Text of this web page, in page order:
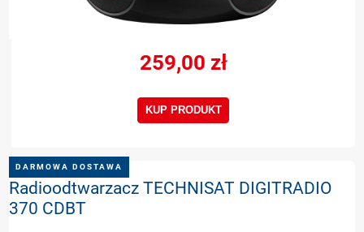
259,00 zł
KUP PRODUKT
Radioodtwarzacz TECHNISAT DIGITRADIO
370 CDBT
DARMOWA DOSTAWA